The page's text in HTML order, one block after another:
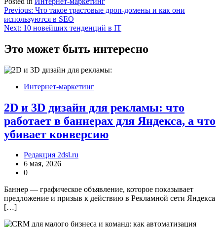
Навигация
по
Previous: Что такое трастовые дроп-домены и как они
используются в SEO
Next: 10 новейших тенденций в IT
Это может быть интересно
Интернет-маркетинг
2D и 3D дизайн для рекламы: что
работает в баннерах для Яндекса, а что
убивает конверсию
Редакция 2dsl.ru
6 мая, 2026
0
Баннер — графическое объявление, которое показывает
предложение и призыв к действию в Рекламной сети Яндекса
[…]